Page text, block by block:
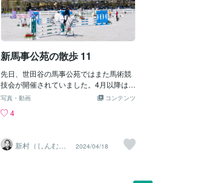
新馬事公苑の散歩 11
先日、世田谷の馬事公苑ではまた馬術競
技会が開催されていました。4月以降は週
末に多くのイベントが開催されています
し、苑内には大きな芝生広場もありピク
はお散歩に絶好なスポットかと思いま
す。競技会は学生の馬術大会でした、ま
コンテンツ
写真・動画
4
新村（しんむ
ら）
2024/04/18